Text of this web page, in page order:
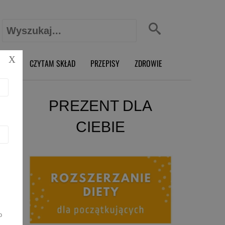
Szukaj:
RD CZYTAM SKŁAD PRZEPISY ZDROWIE
PREZENT DLA
CIEBIE
X